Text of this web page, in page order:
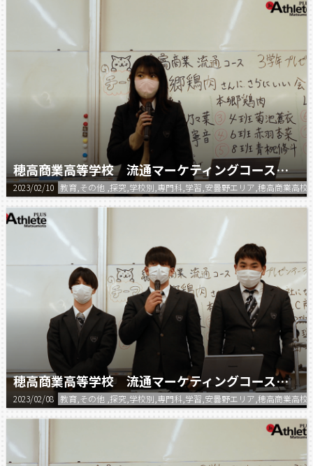
穂高商業高等学校 流通マーケティングコース プレゼン⑥
2023/02/10 教育,その他 ,探究,学校別,専門科,学習,安曇野エリア,穂高商業高校
穂高商業高等学校 流通マーケティングコース プレゼン⑤
2023/02/08 教育,その他 ,探究,学校別,専門科,学習,安曇野エリア,穂高商業高校